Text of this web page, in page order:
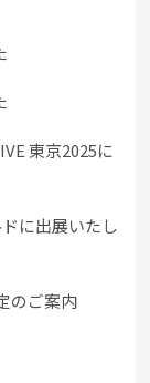
東京2025に
に出展いたし
のご案内